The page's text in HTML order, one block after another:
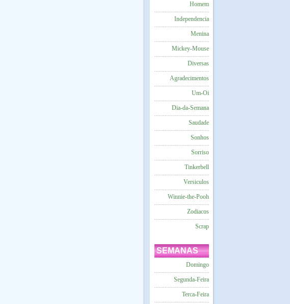
Homem
Independencia
Menina
Mickey-Mouse
Diversas
Agradecimentos
Um-Oi
Dia-da-Semana
Saudade
Sonhos
Sorriso
Tinkerbell
Versiculos
Winnie-the-Pooh
Zodiacos
Scrap
SEMANAS
Domingo
Segunda-Feira
Terca-Feira